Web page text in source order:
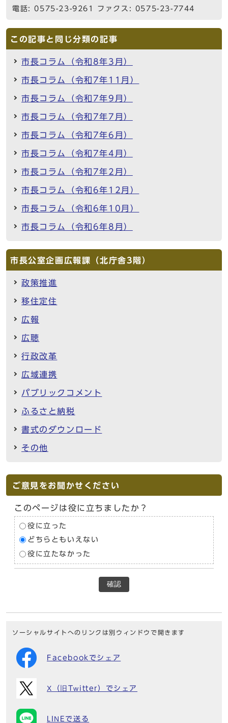
電話: 0575-23-9261 ファクス: 0575-23-7744
この記事と同じ分類の記事
市長コラム（令和8年3月）
市長コラム（令和7年11月）
市長コラム（令和7年9月）
市長コラム（令和7年7月）
市長コラム（令和7年6月）
市長コラム（令和7年4月）
市長コラム（令和7年2月）
市長コラム（令和6年12月）
市長コラム（令和6年10月）
市長コラム（令和6年8月）
市長公室企画広報課（北庁舎3階）
政策推進
移住定住
広報
広聴
行政改革
広域連携
パブリックコメント
ふるさと納税
書式のダウンロード
その他
ご意見をお聞かせください
このページは役に立ちましたか？
役に立った
どちらともいえない
役に立たなかった
確認
ソーシャルサイトへのリンクは別ウィンドウで開きます
Facebookでシェア
X（旧Twitter）でシェア
LINEで送る